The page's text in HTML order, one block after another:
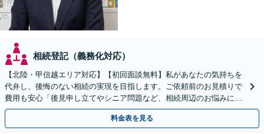
相続登記（義務化対応）
【北陸・甲信越エリア対応】【初回面談無料】私があなたの気持ちを
代弁し、後悔のない相続の実現を目指します。ご依頼前のお見積りで
費用も安心「後見申し立てやシニア問題など、相続周辺のお悩みにも
対処可能」【WEB面談対応】
料金表を見る